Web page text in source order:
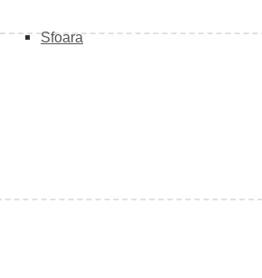
Sfoara